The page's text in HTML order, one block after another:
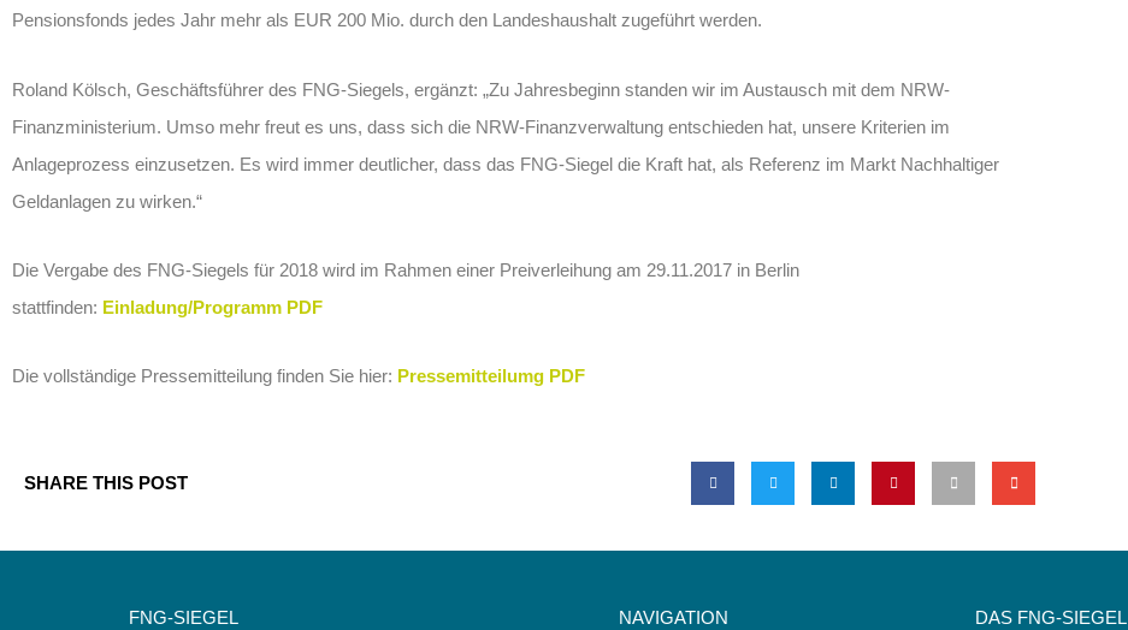
Pensionsfonds jedes Jahr mehr als EUR 200 Mio. durch den Landeshaushalt zugeführt werden.
Roland Kölsch, Geschäftsführer des FNG-Siegels, ergänzt: „Zu Jahresbeginn standen wir im Austausch mit dem NRW-
Finanzministerium. Umso mehr freut es uns, dass sich die NRW-Finanzverwaltung entschieden hat, unsere Kriterien im
Anlageprozess einzusetzen. Es wird immer deutlicher, dass das FNG-Siegel die Kraft hat, als Referenz im Markt Nachhaltiger
Geldanlagen zu wirken.“
Die Vergabe des FNG-Siegels für 2018 wird im Rahmen einer Preiverleihung am 29.11.2017 in Berlin
stattfinden: Einladung/Programm PDF
Die vollständige Pressemitteilung finden Sie hier: Pressemitteilumg PDF
SHARE THIS POST
FNG-SIEGEL NAVIGATION DAS FNG-SIEGEL